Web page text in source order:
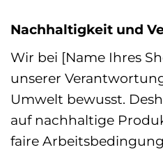
Nachhaltigkeit und
Wir bei [Name Ihres
unserer
Umwelt bewusst.
auf nachhaltige
faire